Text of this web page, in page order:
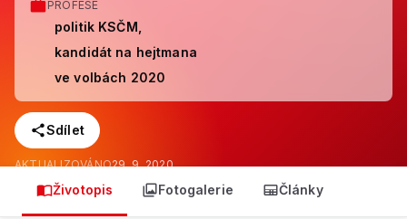
PROFESE
politik KSČM,
kandidát na hejtmana
ve volbách 2020
Sdílet
AKTUALIZOVÁNO29. 9. 2020
Životopis Fotogalerie Články